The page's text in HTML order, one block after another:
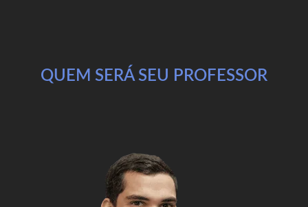
QUEM SERÁ SEU PROFESSOR